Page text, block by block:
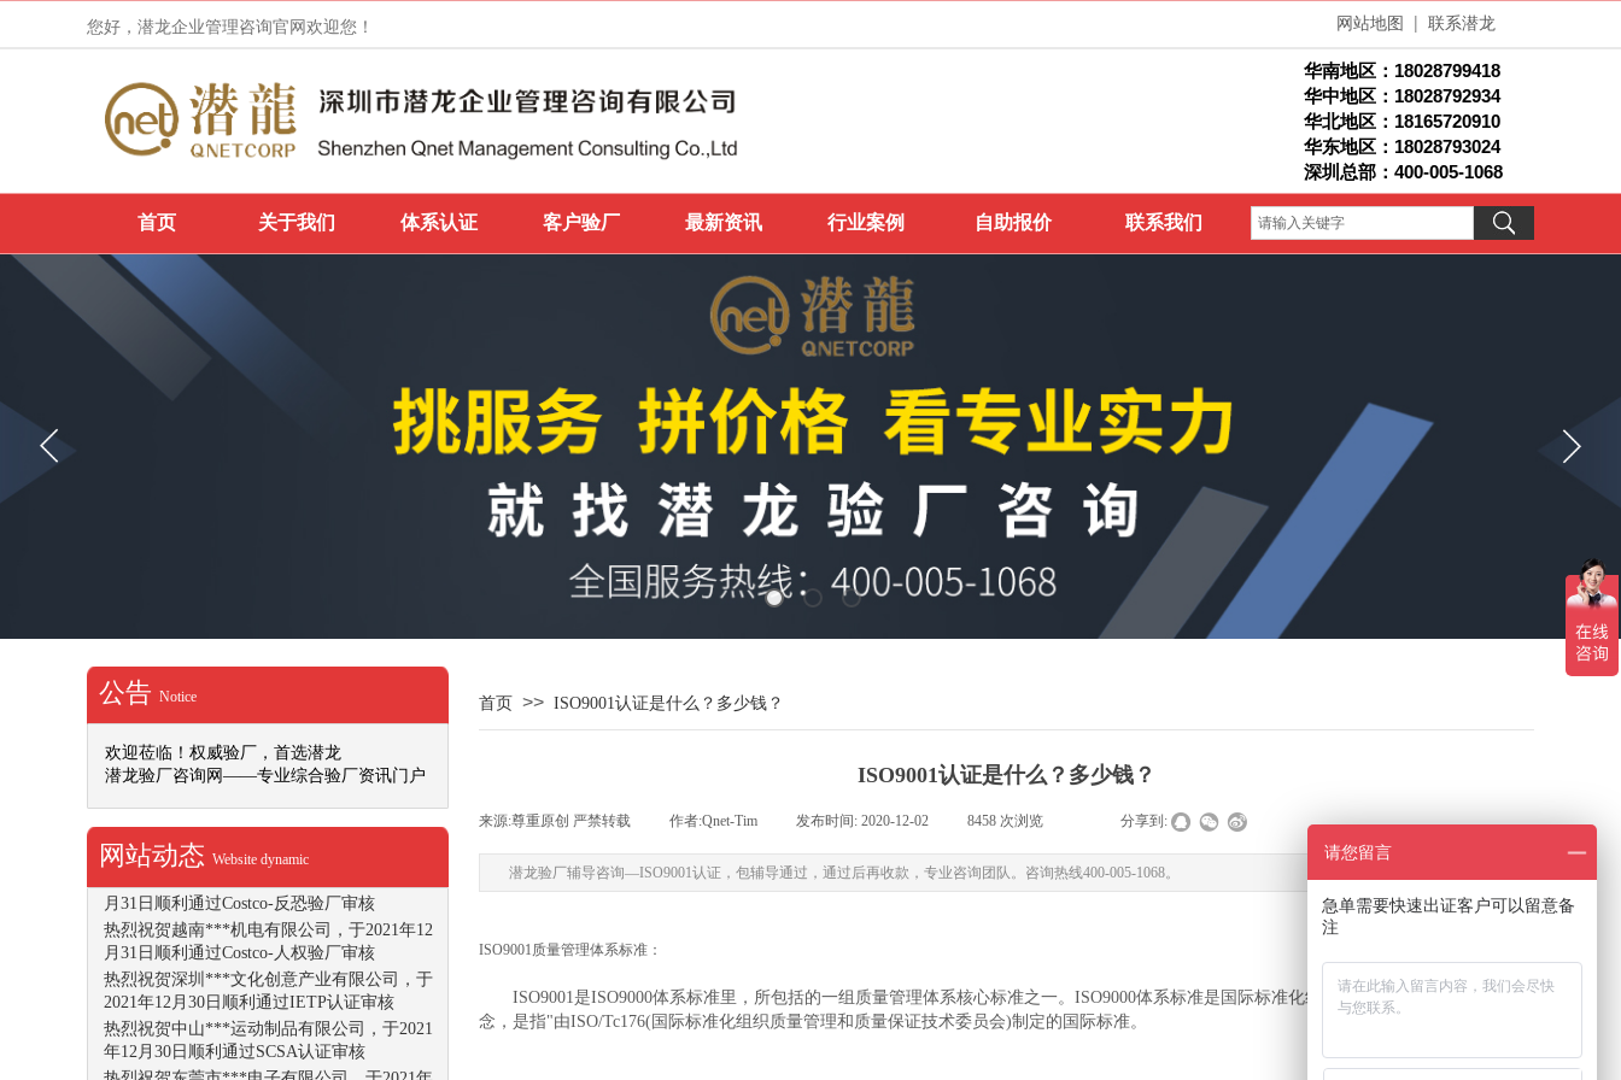
网站地图 | 联系潜龙
您好，潜龙企业管理咨询官网欢迎您！
华南地区： 18028799418
华中地区：18028792934
华北地区：18165720910
华东地区：18028793024
深圳总部：400-005-1068
关于我们 体系认证 客户验厂 最新资讯 行业案例
首页 自助报价 联系我们
欢迎莅临！权威验厂，首选潜龙
潜龙验厂咨询网——专业综合验厂资讯门户
月12日顺利通过Office Depot社会任责验厂审
核
热烈祝贺***文化用品（深圳）有限公司，于
2022年1月10日顺利通过DISNEY验厂审核
年1月10日顺利通过SMETA-4P认证审核
热烈祝贺江门***食品加工仓储有限公司，于
2022年1月7日顺利通过SMETA-4P认证审核
热烈祝贺***电器（深圳）有限公司，于2022
年1月7日顺利通过BSCI认证审核
热烈祝贺越南***机电有限公司，于2021年12
月31日顺利通过Costco-反恐验厂审核
热烈祝贺越南***机电有限公司，于2021年12
月31日顺利通过Costco-人权验厂审核
热烈祝贺深圳***文化创意产业有限公司，于
2021年12月30日顺利通过IETP认证审核
热烈祝贺中山***运动制品有限公司，于2021
年12月30日顺利通过SCSA认证审核
公告 Notice
网站动态 Website dynamic
首页 >> ISO9001认证是什么？多少钱？
ISO9001认证是什么？多少钱？
来源:尊重原创 严禁转载 作者:Qnet-Tim 发布时间: 2020-12-02 8458 次浏览 分享到:
潜龙验厂辅导咨询—ISO9001认证，包辅导通过，通过后再收款，专业咨询团队。咨询热线400-005-1068。
ISO9001质量管理体系标准：
ISO9001是ISO9000体系标准里，所包括的一组质量管理体系核心标准之一。ISO9000体系标准是国际标准化组织(ISO)在1994年提出的概
念，是指"由ISO/Tc176(国际标准化组织质量管理和质量保证技术委员会)制定的国际标准。
请您留言
急单需要快速出证客户可以留意备
注